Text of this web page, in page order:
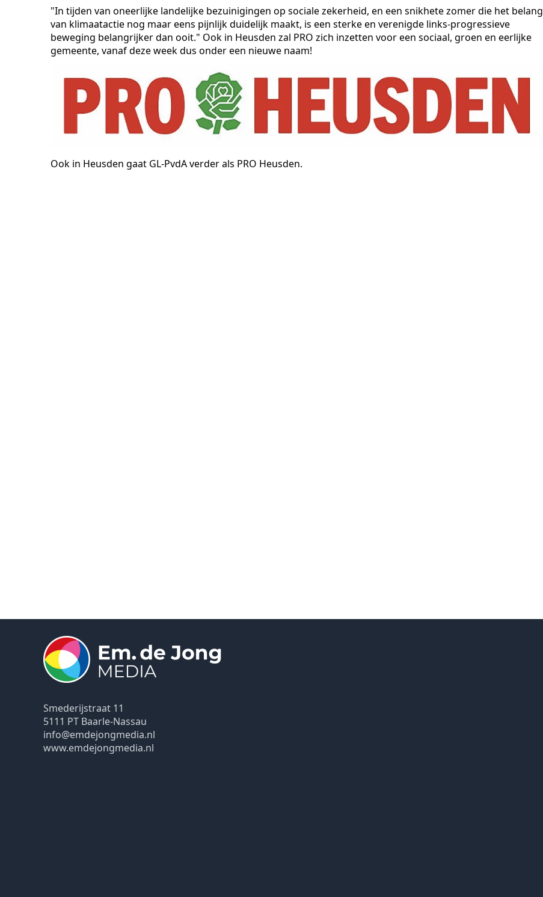
"In tijden van oneerlijke landelijke bezuinigingen op sociale zekerheid, en een snikhete zomer die het belang
van klimaatactie nog maar eens pijnlijk duidelijk maakt, is een sterke en verenigde links-progressieve
beweging belangrijker dan ooit." Ook in Heusden zal PRO zich inzetten voor een sociaal, groen en eerlijke
gemeente, vanaf deze week dus onder een nieuwe naam!
Ook in Heusden gaat GL-PvdA verder als PRO Heusden.
Smederijstraat 11
5111 PT Baarle-Nassau
info@emdejongmedia.nl
www.emdejongmedia.nl